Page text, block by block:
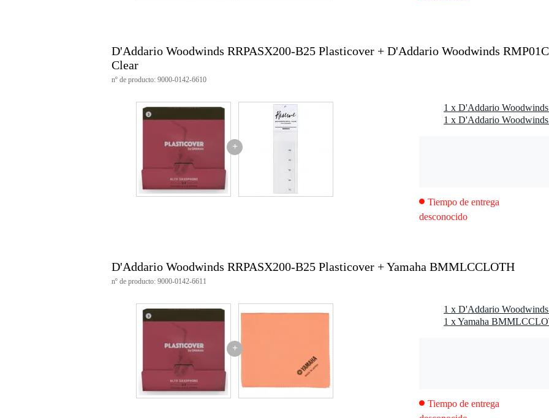
D'Addario Woodwinds RRPASX200-B25 Plasticover + D'Addario Woodwinds
Clear
nº de producto: 9000-0142-6610
+
Tiempo de entrega
desconocido
D'Addario Woodwinds RRPASX200-B25 Plasticover + Yamaha BMMLCCLOTH
nº de producto: 9000-0142-6611
+
Tiempo de entrega